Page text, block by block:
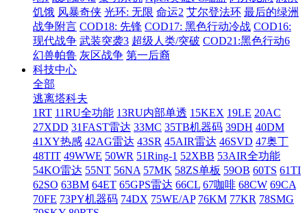
饥饿 风暴奇侠 光环: 无限 命运2 艾尔登法环 最后的绿洲
战争附言 COD18: 先锋 COD17: 黑色行动冷战 COD16:
现代战争 武装突袭3 超级人类/突破 COD21:黑色行动6
幻兽帕鲁 灰区战争 第一后裔
科技中心
全部
逃离塔科夫
1RT 11RU全功能 13RU内部单透 15KEX 19LE 20AC
27XDD 31FAST雷达 33MC 35TB机器码 39DH 40DM
41XY热感 42AG雷达 43SR 45AIR雷达 46SVD 47奥丁
48TIT 49WWE 50WR 51Ring-1 52XBB 53AIR全功能
54KO雷达 55NT 56NA 57MK 58ZS单板 59OB 60TS 61TI
62SO 63BM 64ET 65GPS雷达 66CL 67咖啡 68CW 69CA
70FE 73PY机器码 74DX 75WE/AP 76KM 77KR 78SMG